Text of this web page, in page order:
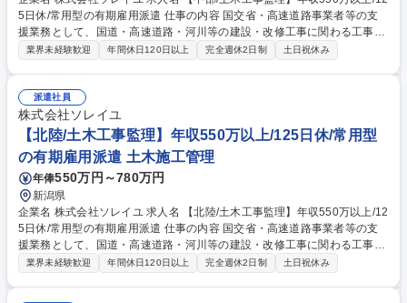
5日休/常用型の有期雇用派遣 仕事の内容 国交省・高速道路事業者等の支
援業務として、国道・高速道路・河川等の建設・改修工事に関わる工事監
督業務を発注者の補助的立場で行います 。 ■工事発注補助・品質管理・工
更範囲】当社の指定する業務 ※建物・地面に改変を加える業務は発生いた
しません。 募集職種 【中部/土木工事監理】年収550万以上/125日休/常用
型の有期雇用派遣
業界未経験歓迎 年間休日120日以上 完全週休2日制 土日祝休み
派遣社員
株式会社ソレイユ
【北陸/土木工事監理】年収550万以上/125日休/常用型
の有期雇用派遣 土木施工管理
年俸550万円～780万円
新潟県
企業名 株式会社ソレイユ 求人名 【北陸/土木工事監理】年収550万以上/12
5日休/常用型の有期雇用派遣 仕事の内容 国交省・高速道路事業者等の支
援業務として、国道・高速道路・河川等の建設・改修工事に関わる工事監
督業務を発注者の補助的立場で行います 。 ■工事発注補助・品質管理・工
業界未経験歓迎 年間休日120日以上 完全週休2日制 土日祝休み